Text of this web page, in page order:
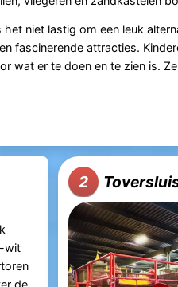
niet lastig om een leuk
fascinerende attracties.
wat er te doen en te zien is.
wit
de
2